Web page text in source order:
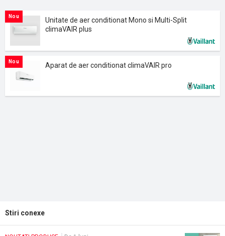
Nou
Unitate de aer conditionat Mono si Multi-Split
climaVAIR plus
Nou Aparat de aer conditionat climaVAIR pro
Stiri conexe